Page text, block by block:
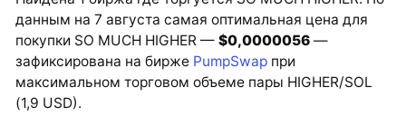
данным на 7 августа самая оптимальная цена для
покупки SO MUCH HIGHER —$0,0000056 —
зафиксирована на бирже PumpSwap при
максимальном торговом объеме пары HIGHER/SOL
(1,9 USD).